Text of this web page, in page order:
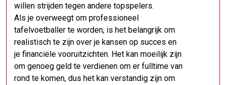
willen strijden tegen andere topspelers.
Als je overweegt om professioneel
tafelvoetballer te worden, is het belangrijk om
realistisch te zijn over je kansen op succes en
je financiële vooruitzichten. Het kan moeilijk zijn
om genoeg geld te verdienen om er fulltime van
rond te komen, dus het kan verstandig zijn om